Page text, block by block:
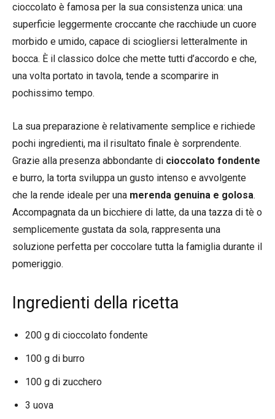
cioccolato è famosa per la sua consistenza unica: una
superficie leggermente croccante che racchiude un cuore
morbido e umido, capace di sciogliersi letteralmente in
bocca. È il classico dolce che mette tutti d’accordo e che,
una volta portato in tavola, tende a scomparire in
pochissimo tempo.
La sua preparazione è relativamente semplice e richiede
pochi ingredienti, ma il risultato finale è sorprendente.
Grazie alla presenza abbondante di cioccolato fondente
e burro, la torta sviluppa un gusto intenso e avvolgente
che la rende ideale per una merenda genuina e golosa.
Accompagnata da un bicchiere di latte, da una tazza di tè o
semplicemente gustata da sola, rappresenta una
soluzione perfetta per coccolare tutta la famiglia durante il
pomeriggio.
Ingredienti della ricetta
200 g di cioccolato fondente
100 g di burro
100 g di zucchero
3 uova